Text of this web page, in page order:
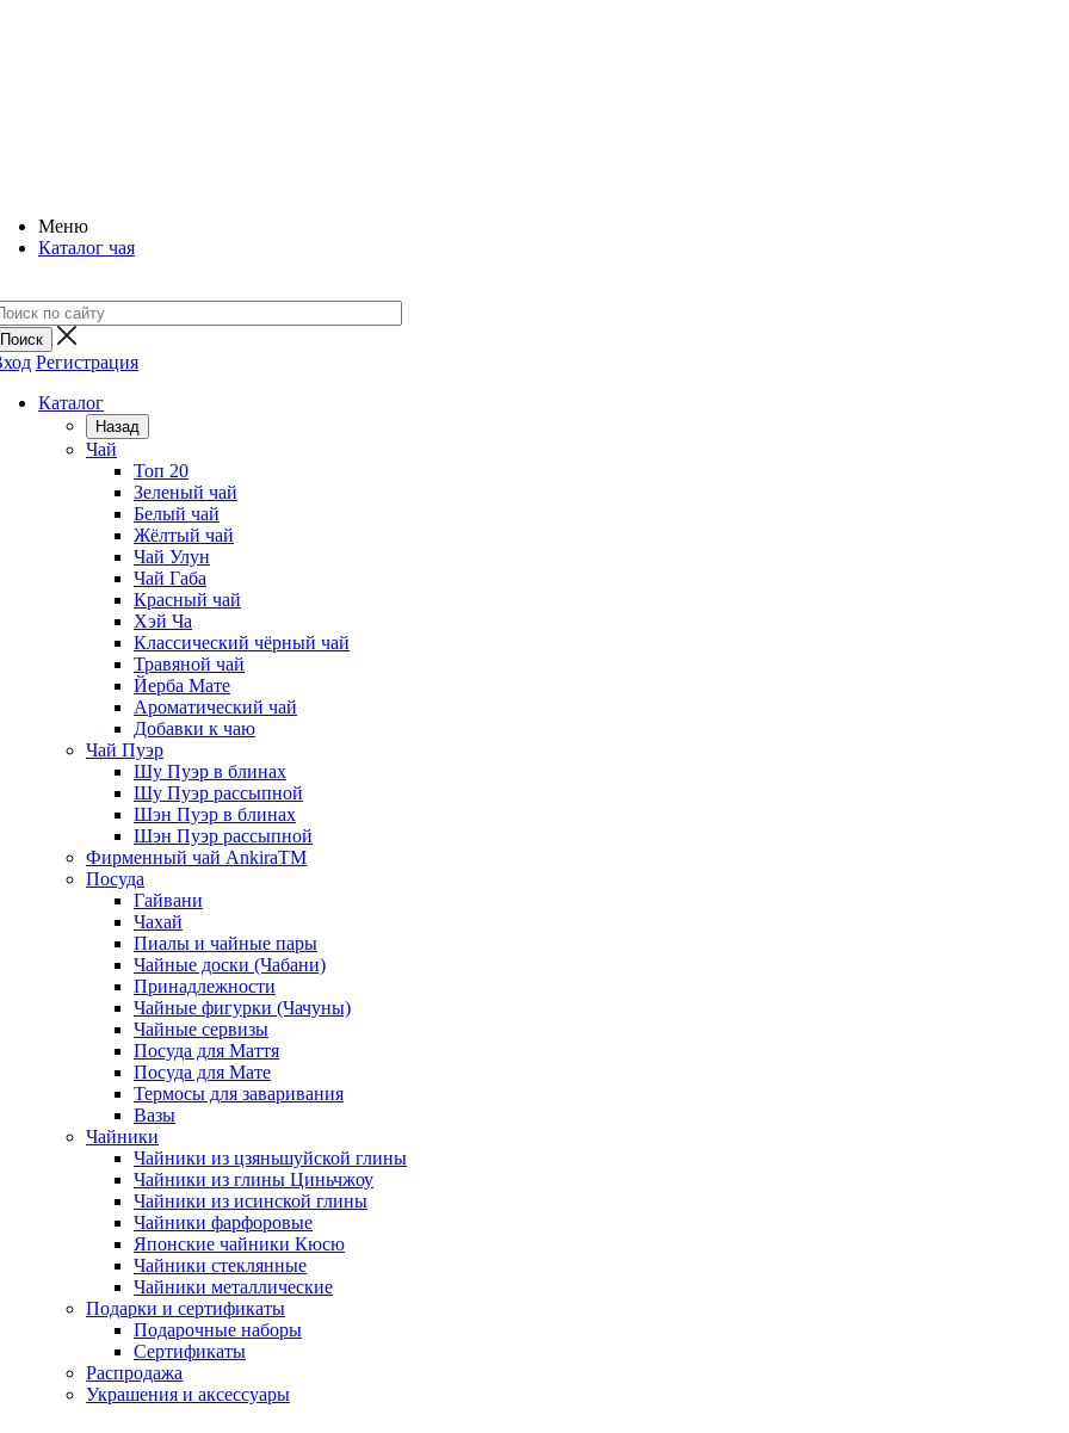
Меню
Каталог чая
Регистрация
Каталог
Назад
Чай
Топ 20
Зеленый чай
Белый чай
Жёлтый чай
Чай Улун
Чай Габа
Красный чай
Хэй Ча
Классический чёрный чай
Травяной чай
Йерба Мате
Ароматический чай
Добавки к чаю
Чай Пуэр
Шу Пуэр в блинах
Шу Пуэр рассыпной
Шэн Пуэр в блинах
Шэн Пуэр рассыпной
Фирменный чай AnkiraTM
Посуда
Гайвани
Чахай
Пиалы и чайные пары
Чайные доски (Чабани)
Принадлежности
Чайные фигурки (Чачуны)
Чайные сервизы
Посуда для Маття
Посуда для Мате
Термосы для заваривания
Вазы
Чайники
Чайники из цзяньшуйской глины
Чайники из глины Циньчжоу
Чайники из исинской глины
Чайники фарфоровые
Японские чайники Кюсю
Чайники стеклянные
Чайники металлические
Подарки и сертификаты
Подарочные наборы
Сертификаты
Распродажа
Украшения и аксессуары